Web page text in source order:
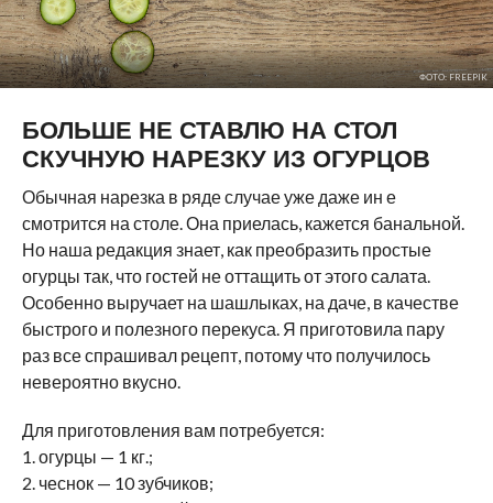
ФОТО: FREEPIK
БОЛЬШЕ НЕ СТАВЛЮ НА СТОЛ
СКУЧНУЮ НАРЕЗКУ ИЗ ОГУРЦОВ
Обычная нарезка в ряде случае уже даже ин е
смотрится на столе. Она приелась, кажется банальной.
Но наша редакция знает, как преобразить простые
огурцы так, что гостей не оттащить от этого салата.
Особенно выручает на шашлыках, на даче, в качестве
быстрого и полезного перекуса. Я приготовила пару
раз все спрашивал рецепт, потому что получилось
невероятно вкусно.
Для приготовления вам потребуется:
1. огурцы — 1 кг.;
2. чеснок — 10 зубчиков;